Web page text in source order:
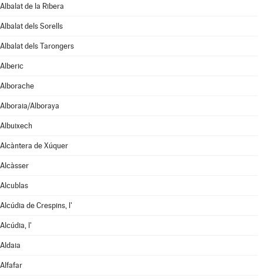
Albalat de la Ribera
Albalat dels Sorells
Albalat dels Tarongers
Alberic
Alborache
Alboraia/Alboraya
Albuixech
Alcàntera de Xúquer
Alcàsser
Alcublas
Alcúdia de Crespins, l'
Alcúdia, l'
Aldaia
Alfafar